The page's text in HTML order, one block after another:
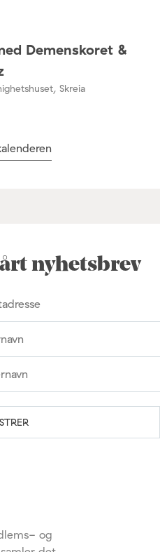
Demenskoret &
Skreia
nyhetsbrev
og